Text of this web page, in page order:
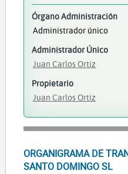
Órgano Administración
Administrador único
Administrador Único
Juan Carlos Ortiz
Propietario
Juan Carlos Ortiz
ORGANIGRAMA DE
SANTO DOMINGO SL